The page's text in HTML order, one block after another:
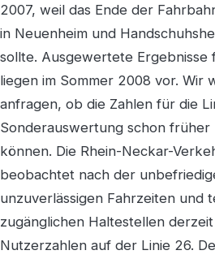
2007, weil das Ende der
in Neuenheim und
sollte. Ausgewertete Ergebnisse
liegen im Sommer 2008 vor. Wir
anfragen, ob die Zahlen für die
Sonderauswertung schon
können. Die Rhein-Neckar-
beobachtet nach der
unzuverlässigen Fahrzeiten und
zugänglichen Haltestellen
Nutzerzahlen auf der Linie 26.